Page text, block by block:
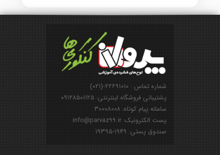
شماره تماس : ۲۲۶۹۱۰۱۰-(۰۲۱)
پشتیبانی فروشگاه اینترنتی: ۰۹۱۲۸۵۰۱۱۲۵
سامانه پیام کوتاه: ۳۰۰۰۸۰۰۸
پست الکترونیک: info@parvaz99.ir
صندوق پستی: ۱۹۴۹-۱۹۳۹۵